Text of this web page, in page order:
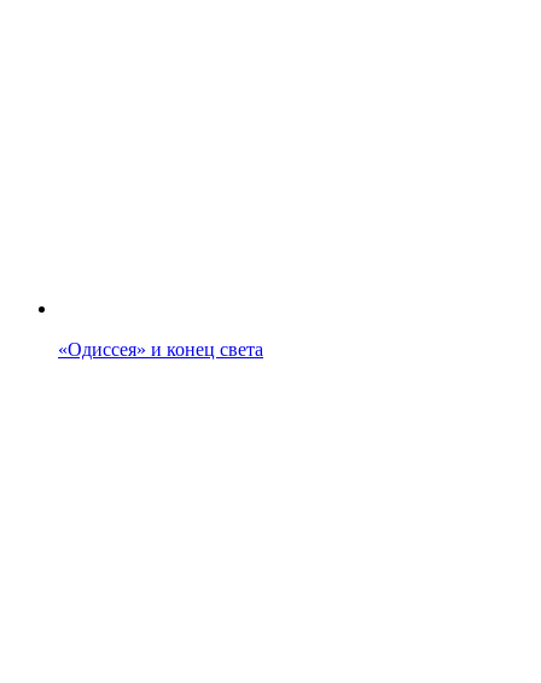
«Одиссея» и конец света